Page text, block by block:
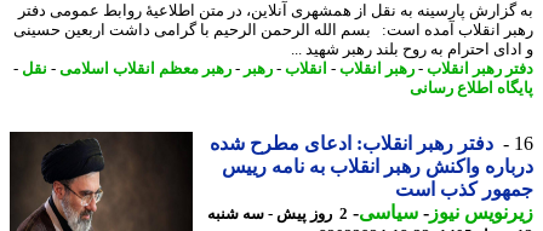
پارسینه به نقل از همشهری آنلاین، در متن اطلاعیهٔ روابط عمومی دفتر
انقلاب آمده است: بسم الله الرحمن الرحیم با گرامی داشت اربعین حسینی
احترام به روح بلند رهبر شهید ...
رهبر انقلاب-رهبر انقلاب-انقلاب-رهبر -رهبر معظم انقلاب اسلامی-نقل -
اطلاع رسانی
دفتر رهبر انقلاب: ادعای مطرح شده
واکنش رهبر انقلاب به نامه رییس
کذب است
نیوز-سیاسی-
2 روز پیش - سه شنبه